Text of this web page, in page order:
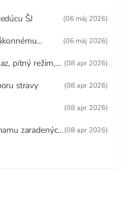
ŠJ (06 máj 2026)
(06 máj 2026)
pitný režim,
(08 apr 2026)
stravy (08 apr 2026)
(08 apr 2026)
zaradených(08 apr 2026)